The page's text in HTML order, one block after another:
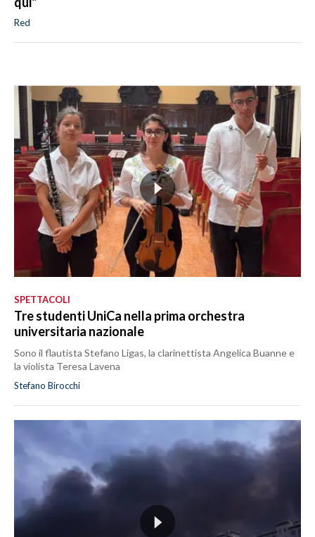
Red
SPETTACOLI
Tre studenti UniCa nella prima orchestra
universitaria nazionale
Sono il flautista Stefano Ligas, la clarinettista Angelica Buanne e
la violista Teresa Lavena
Stefano Birocchi